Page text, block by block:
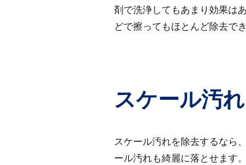
剤で洗浄してもあまり効果は
どで擦ってもほとんど除去でき
スケール汚
スケール汚れを除去するなら、
ール汚れも綺麗に落とせます。